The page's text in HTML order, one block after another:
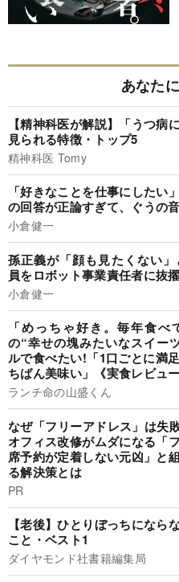
あなた
【精神科医が解説】「うつ病
見られる特徴・トップ5
精神科医 Tomy
「好きなことを仕事にしたい
の回答が正論すぎて、ぐうの
小倉健一
孫正義が「顔も見たくない
員をロボット事業責任者に抜
小倉健一
「めっちゃ好き。毎年食
の“幸せの塊みたいなスイー
ルで食べたい!「1口ごとに満
ちばん美味い」《実食レビュー
ランチ命の山盛くん
なぜ「フリーアドレス」は失
オフィス改修がムダになる「
席予約が定着しない元凶」と
る解決策とは
PR
【老後】ひとりぼっちになら
こと・ベスト1
ダイヤモンド社書籍編集局